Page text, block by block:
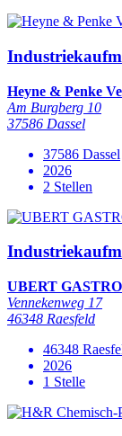
Heyne & Penke
Am Burgberg 10
37586 Dassel
37586 Dassel
2026
2 Stellen
UBERT
Vennekenweg 17
46348 Raesfeld
46348
2026
1 Stelle